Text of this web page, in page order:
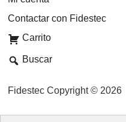
Contactar con Fidestec
Carrito
Buscar
Fidestec Copyright © 2026